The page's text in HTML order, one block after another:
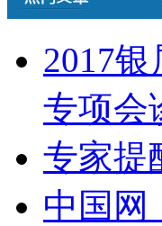
2017
专项会
专家提
中国网